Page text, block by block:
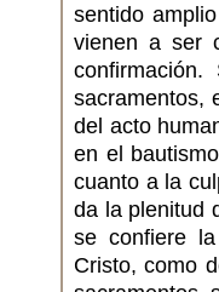
sentido
vienen a ser
sacramentos,
del acto
en el
cuanto a la
da la plenitud
se confiere
Cristo, como